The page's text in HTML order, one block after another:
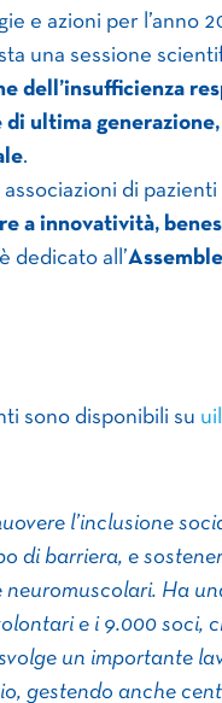
e azioni per l’anno
una sessione
dell’insufficienza
ultima
.
di pazienti
a innovatività,
dedicato all’
sono disponibili su
l’inclusione
di barriera, e
Ha
e i 9.000 soci,
un importante
gestendo anche